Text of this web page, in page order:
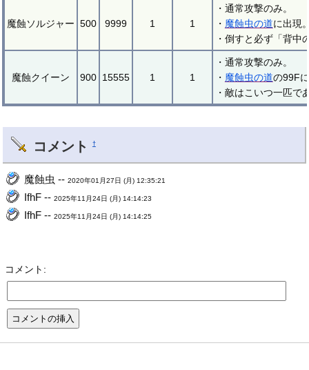
魔蝕ソルジャー 500 9999 1 1
・通常攻撃のみ。
・ 魔蝕虫の道に出現
・倒すと必ず「背
魔蝕クイーン 900 15555 1 1
・通常攻撃のみ。
・ 魔蝕虫の道の99F
・敵はこいつ一匹
コメント †
魔蝕虫 --2020年01月27日 (月) 12:35:21
IfhF --2025年11月24日 (月) 14:14:23
IfhF --2025年11月24日 (月) 14:14:25
コメント: